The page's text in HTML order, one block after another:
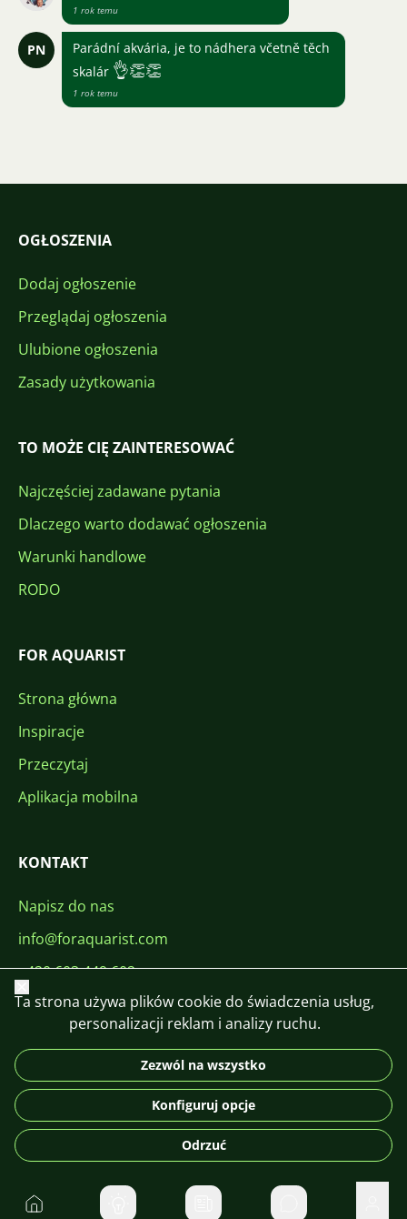
1 rok temu
PN
Parádní akvária, je to nádhera včetně těch
skalár 👌👏👏
1 rok temu
OGŁOSZENIA
Dodaj ogłoszenie
Przeglądaj ogłoszenia
Ulubione ogłoszenia
Zasady użytkowania
TO MOŻE CIĘ ZAINTERESOWAĆ
Najczęściej zadawane pytania
Dlaczego warto dodawać ogłoszenia
Warunki handlowe
RODO
FOR AQUARIST
Strona główna
Inspiracje
Przeczytaj
Aplikacja mobilna
KONTAKT
Napisz do nas
info@foraquarist.com
+420 603 449 602
DE
© 2026 For Aquarist
Do domu Prywatne
Zamknij
Ta strona używa plików cookie do świadczenia usług,
personalizacji reklam i analizy ruchu.
Zezwól na wszystko
Konfiguruj opcje
Odrzuć